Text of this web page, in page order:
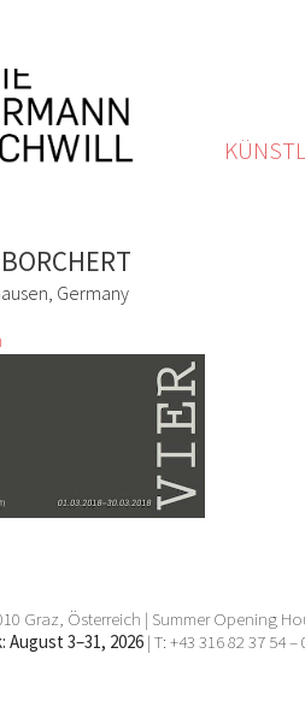
Germany
Judith Leinen, Astrid
März 2018
Graz, Österreich | Summer Opening
August 3–31, 2026 | T: +43 316 82 37 54 –